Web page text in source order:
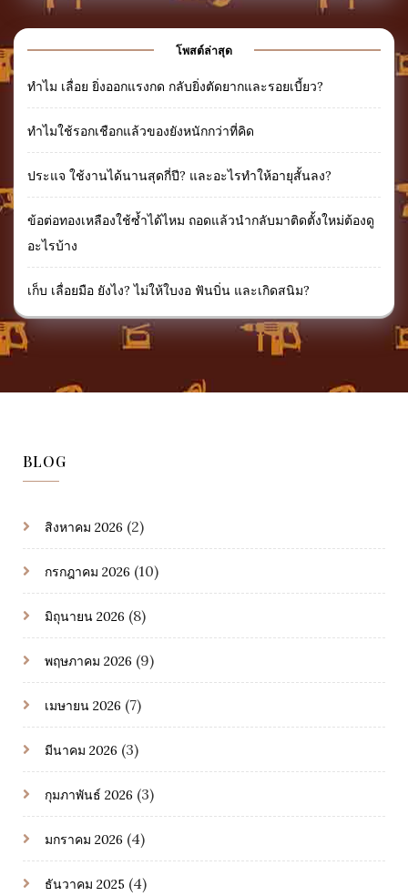
โพสต์ล่าสุด
ทำไม เลื่อย ยิ่งออกแรงกด กลับยิ่งตัดยากและรอยเบี้ยว?
ทำไมใช้รอกเชือกแล้วของยังหนักกว่าที่คิด
ประแจ ใช้งานได้นานสุดกี่ปี? และอะไรทำให้อายุสั้นลง?
ข้อต่อทองเหลืองใช้ซ้ำได้ไหม ถอดแล้วนำกลับมาติดตั้งใหม่ต้องดู
อะไรบ้าง
เก็บ เลื่อยมือ ยังไง? ไม่ให้ใบงอ ฟันบิ่น และเกิดสนิม?
BLOG
สิงหาคม 2026 (2)
กรกฎาคม 2026 (10)
มิถุนายน 2026 (8)
พฤษภาคม 2026 (9)
เมษายน 2026 (7)
มีนาคม 2026 (3)
กุมภาพันธ์ 2026 (3)
มกราคม 2026 (4)
ธันวาคม 2025 (4)